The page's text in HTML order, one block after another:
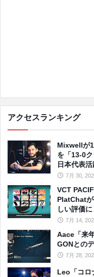
アクセスランキング
Mixwellが
を「13-0
日本代表
7月 30,
VCT
PlatChat
しい評価に
7月 14,
Aace「来
GONとの
7月 28,
Leo「コロ